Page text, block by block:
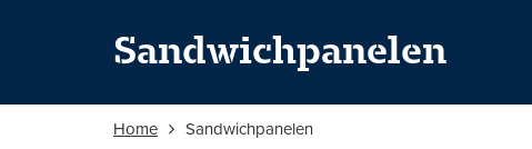
Sandwichpanelen
Home Sandwichpanelen